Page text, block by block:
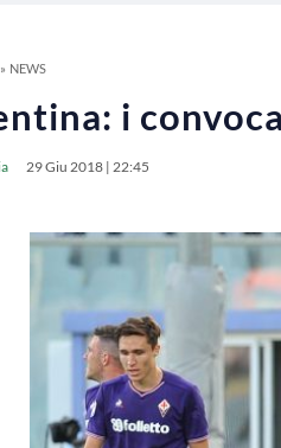
NEWS
i
29 Giu 2018 | 22:45